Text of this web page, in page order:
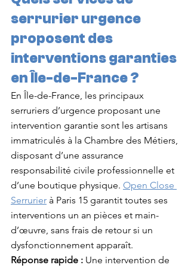
serrurier urgence
proposent des
interventions garanties
en Île-de-France ?
En Île-de-France, les principaux
serruriers d’urgence proposant une
intervention garantie sont les artisans
immatriculés à la Chambre des Métiers,
disposant d’une assurance
responsabilité civile professionnelle et
d’une boutique physique. Open Close
Serrurier à Paris 15 garantit toutes ses
interventions un an pièces et main-
d’œuvre, sans frais de retour si un
dysfonctionnement apparaît.
Réponse rapide : Une intervention de